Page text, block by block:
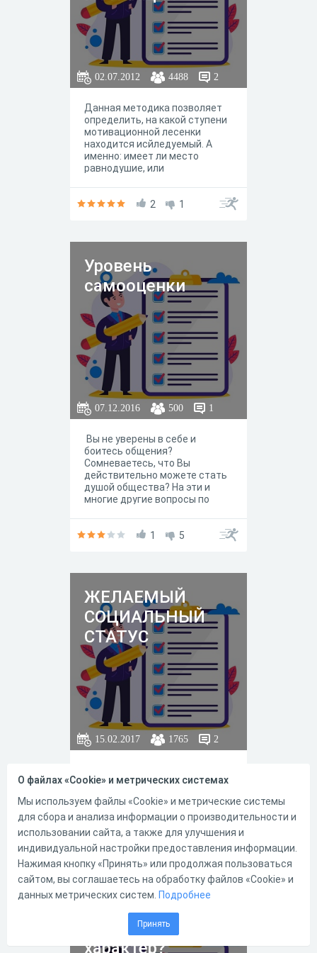
02.07.2012 4488 2
Данная методика позволяет
определить, на какой ступени
мотивационной лесенки
находится исйледуемый. А
именно: имеет ли место
равнодушие, или
заинтересованность, или
складывается
достигается вершина -
профессиональная
потребность сознательно
изучать педагогику и
овладевать основами
педагогического мастерства.
2 1
Уровень
самооценки
07.12.2016 500 1
Вы не уверены в себе и
боитесь общения?
Сомневаетесь, что Вы
действительно можете стать
душой общества? На эти и
многие другие вопросы по
ответить наш тест.
1 5
ЖЕЛАЕМЫЙ
СОЦИАЛЬНЫЙ
СТАТУС
15.02.2017 1765 2
какое-то определенное по­
ждешь от того положения в
жизни, которое ты хочешь
занять?
3 6
Сильный ли у вас
характер?
О файлах «Cookie» и метрических системах
Мы используем файлы «Cookie» и метрические системы
для сбора и анализа информации о производительности и
использовании сайта, а также для улучшения и
индивидуальной настройки предоставления информации.
Нажимая кнопку «Принять» или продолжая пользоваться
сайтом, вы соглашаетесь на обработку файлов «Cookie» и
данных метрических систем. Подробнее
Принять